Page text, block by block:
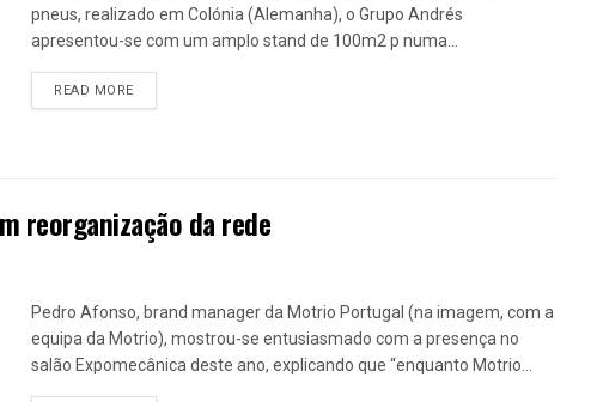
pneus, realizado em Colónia (Alemanha), o Grupo Andrés
apresentou-se com um amplo stand de 100m2 p numa...
READ MOREDETAILS
reorganização da rede
Pedro Afonso, brand manager da Motrio Portugal (na imagem, com a
equipa da Motrio), mostrou-se entusiasmado com a presença no
salão Expomecânica deste ano, explicando que “enquanto Motrio...